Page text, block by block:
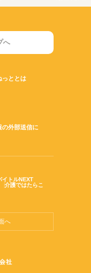
へ
っととは
の外部送信に
イトルNEXT
介護ではたらこ
へ